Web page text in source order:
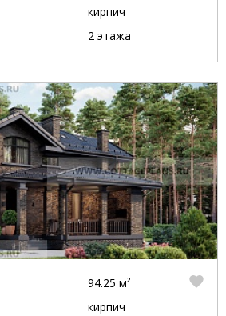
кирпич
2 этажа
94.25 м²
кирпич